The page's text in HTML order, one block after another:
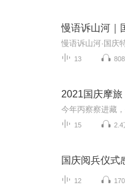
慢语诉山河｜
13 808
2021国庆摩
15 2.4
国庆阅兵仪式
12